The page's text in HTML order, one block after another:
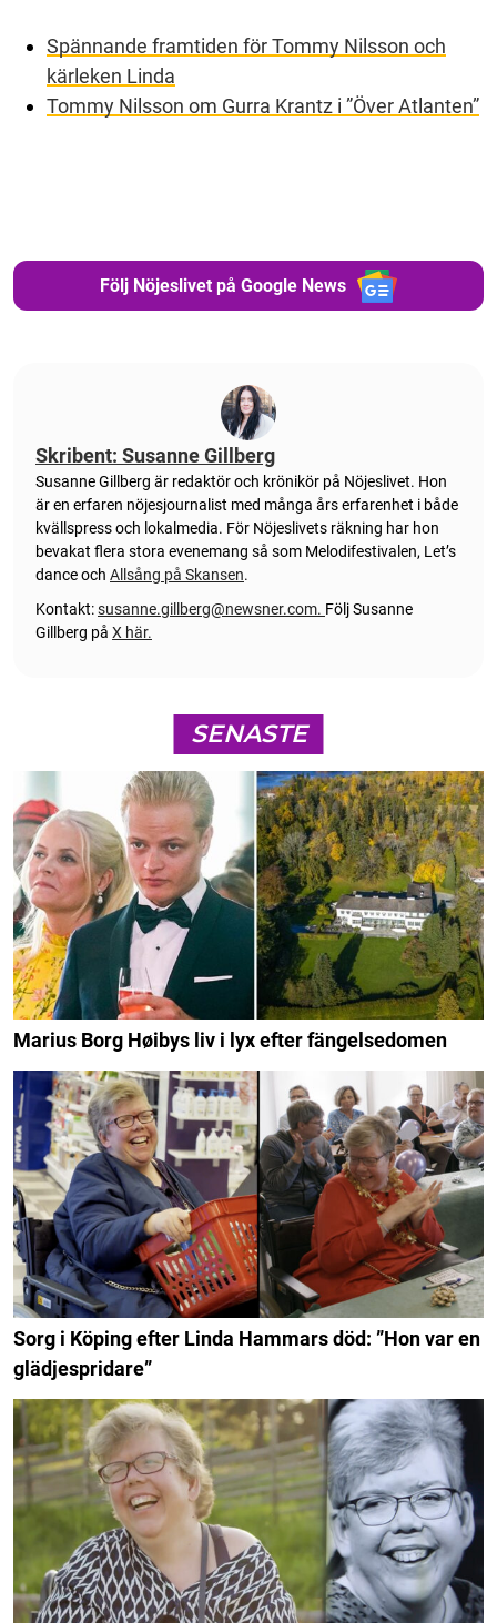
Spännande framtiden för Tommy Nilsson och
kärleken Linda
Tommy Nilsson om Gurra Krantz i ”Över Atlanten”
Följ Nöjeslivet på Google News
Skribent: Susanne Gillberg
Susanne Gillberg är redaktör och krönikör på Nöjeslivet. Hon
är en erfaren nöjesjournalist med många års erfarenhet i både
kvällspress och lokalmedia. För Nöjeslivets räkning har hon
bevakat flera stora evenemang så som Melodifestivalen, Let’s
dance och Allsång på Skansen.
Kontakt:susanne.gillberg@newsner.com. Följ Susanne
Gillberg på X här.
SENASTE
Marius Borg Høibys liv i lyx efter fängelsedomen
Sorg i Köping efter Linda Hammars död: ”Hon var en
glädjespridare”